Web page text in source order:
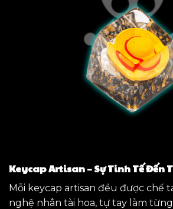
Keycap Artisan – Sự Tinh Tế Đến
Mỗi keycap artisan đều được chế
nghệ nhân tài hoa, tự tay làm